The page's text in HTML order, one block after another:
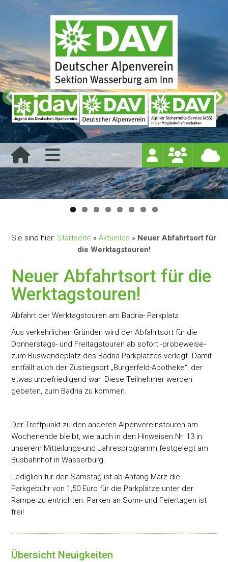
Sie sind hier: Startseite »Aktuelles » Neuer Abfahrtsort für
die Werktagstouren!
Neuer Abfahrtsort für die
Werktagstouren!
Abfahrt der Werktagstouren am Badria- Parkplatz
Aus verkehrlichen Gründen wird der Abfahrtsort für die
Donnerstags- und Freitagstouren ab sofort -probeweise-
zum Buswendeplatz des Badria-Parkplatzes verlegt. Damit
entfällt auch der Zustiegsort „Burgerfeld-Apotheke“, der
etwas unbefriedigend war. Diese Teilnehmer werden
gebeten, zum Badria zu kommen.
Der Treffpunkt zu den anderen Alpenvereinstouren am
Wochenende bleibt, wie auch in den Hinweisen Nr. 13 in
unserem Mitteilungs-und Jahresprogramm festgelegt am
Busbahnhof in Wasserburg.
Lediglich für den Samstag ist ab Anfang März die
Parkgebühr von 1,50 Euro für die Parkplätze unter der
Rampe zu entrichten. Parken an Sonn- und Feiertagen ist
frei!
Übersicht Neuigkeiten